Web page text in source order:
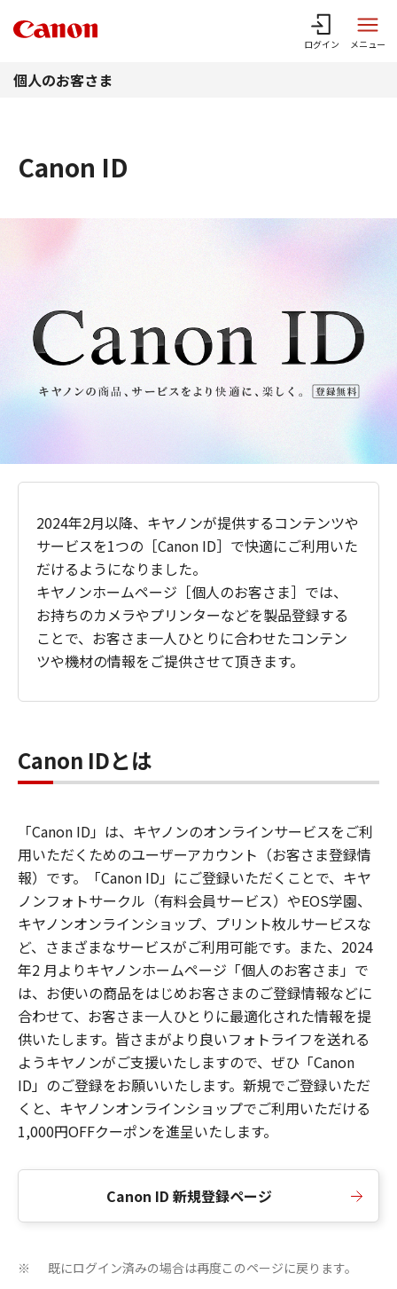
ログイン メニュー
個人のお客さま
Canon ID
2024年2月以降、キヤノンが提供するコンテンツや
サービスを1つの［Canon ID］で快適にご利用いた
だけるようになりました。
キヤノンホームページ［個人のお客さま］では、
お持ちのカメラやプリンターなどを製品登録する
ことで、お客さま一人ひとりに合わせたコンテン
ツや機材の情報をご提供させて頂きます。
Canon IDとは
「Canon ID」は、キヤノンのオンラインサービスをご利
用いただくためのユーザーアカウント（お客さま登録情
報）です。「Canon ID」にご登録いただくことで、キヤ
ノンフォトサークル（有料会員サービス）やEOS学園、
キヤノンオンラインショップ、プリント枚ルサービスな
ど、さまざまなサービスがご利用可能です。また、2024
年2 月よりキヤノンホームページ「個人のお客さま」で
は、お使いの商品をはじめお客さまのご登録情報などに
合わせて、お客さま一人ひとりに最適化された情報を提
供いたします。皆さまがより良いフォトライフを送れる
ようキヤノンがご支援いたしますので、ぜひ「Canon
ID」のご登録をお願いいたします。新規でご登録いただ
くと、キヤノンオンラインショップでご利用いただける
1,000円OFFクーポンを進呈いたします。
Canon ID 新規登録ページ
※ 既にログイン済みの場合は再度このページに戻ります。